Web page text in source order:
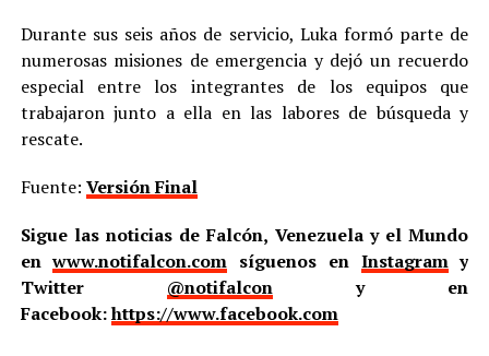
Durante sus seis años de servicio, Luka formó parte de
numerosas misiones de emergencia y dejó un recuerdo
especial entre los integrantes de los equipos que
trabajaron junto a ella en las labores de búsqueda y
rescate.
Fuente: Versión Final
Sigue las noticias de Falcón, Venezuela y el Mundo
enwww.notifalcon.com síguenos en Instagramy
Twitter @notifalcony en
Facebook:https://www.facebook.com